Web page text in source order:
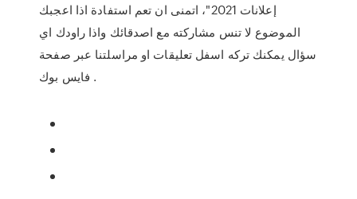
إعلانات 2021"، اتمنى ان تعم استفادة اذا اعجبك
الموضوع لا تنس مشاركته مع اصدقائك واذا راودك اي
سؤال يمكنك تركه اسفل تعليقات او مراسلتنا عبر صفحة
فايس بوك .